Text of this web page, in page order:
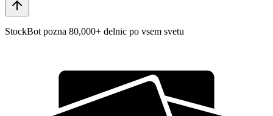
StockBot pozna 80,000+ delnic po vsem svetu